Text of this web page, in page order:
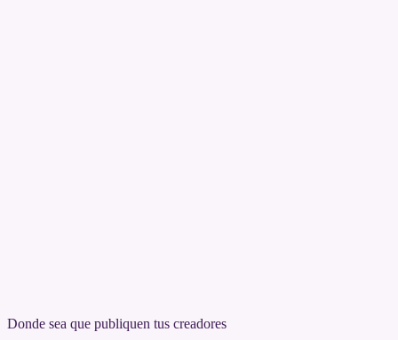
Donde sea que publiquen tus creadores